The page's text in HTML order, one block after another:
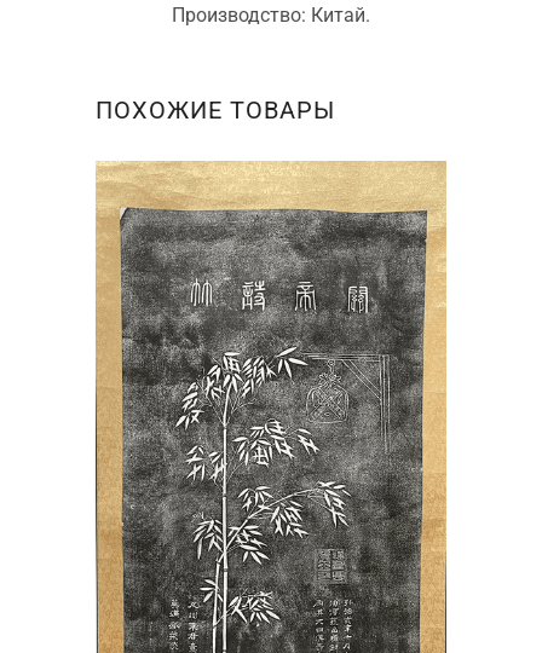
Производство: Китай.
ПОХОЖИЕ ТОВАРЫ